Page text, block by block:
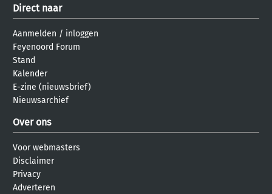
Direct naar
Aanmelden / inloggen
Feyenoord Forum
Stand
Kalender
E-zine (nieuwsbrief)
Nieuwsarchief
Over ons
Voor webmasters
Disclaimer
Privacy
Adverteren